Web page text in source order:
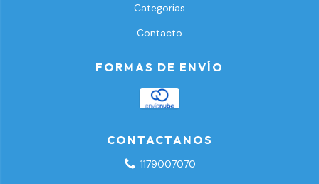
Categorias
Contacto
FORMAS DE ENVÍO
CONTACTANOS
1179007070